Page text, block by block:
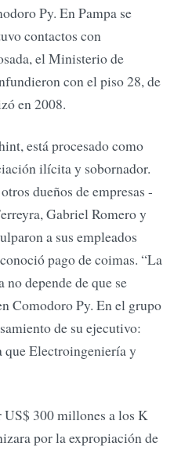
Py. En Pampa se
contactos con
el Ministerio de
con el piso 28, de
en 2008.
está procesado como
ilícita y sobornador.
dueños de empresas -
Gabriel Romero y
a sus empleados
pago de coimas. “La
depende de que se
Comodoro Py. En el grupo
de su ejecutivo:
que Electroingeniería y
300 millones a los K
por la expropiación de